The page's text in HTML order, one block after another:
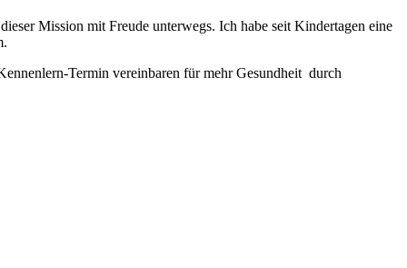
Mission mit Freude unterwegs. Ich habe seit Kindertagen eine
Termin vereinbaren für mehr Gesundheit durch